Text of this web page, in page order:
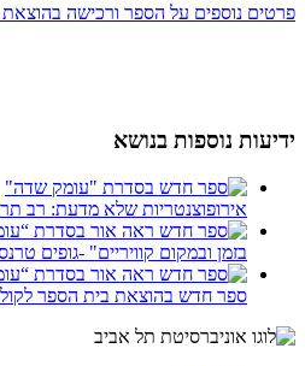
פרטים נוספים על הספר ורכישה
ידיעות נוספות בנושא
אירופוצנטריות שלא מדעת: רב
בזמן ובמקום קוויריים" -גופים
ספר חדש בהוצאת בית הספר